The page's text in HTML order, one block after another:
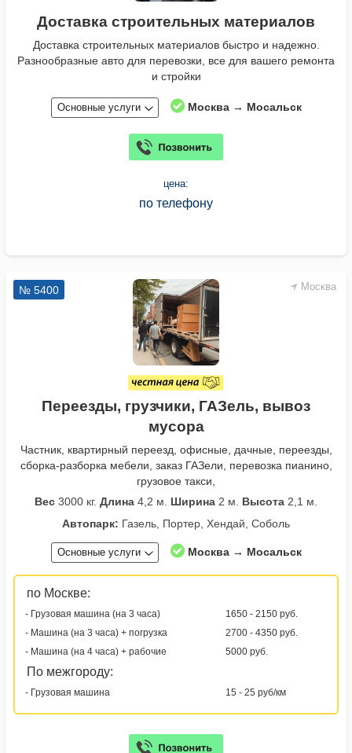
Доставка строительных материалов
Доставка строительных материалов быстро и надежно.
Разнообразные авто для перевозки, все для вашего ремонта
и стройки
Основные услуги Москва → Мосальск
цена:
по телефону
Москва
№ 5400
Переезды, грузчики, ГАЗель, вывоз
мусора
Частник, квартирный переезд, офисные, дачные, переезды,
сборка-разборка мебели, заказ ГАЗели, перевозка пианино,
грузовое такси,
Вес 3000 кг. Длина 4,2 м. Ширина 2 м. Высота 2,1 м.
Автопарк: Газель, Портер, Хендай, Соболь
Основные услуги Москва → Мосальск
по Москве:
- Грузовая машина (на 3 часа)
1650 - 2150 руб.
- Машина (на 3 часа) + погрузка
2700 - 4350 руб.
- Машина (на 4 часа) + рабочие
5000 руб.
По межгороду:
- Грузовая машина 15 - 25 руб/км